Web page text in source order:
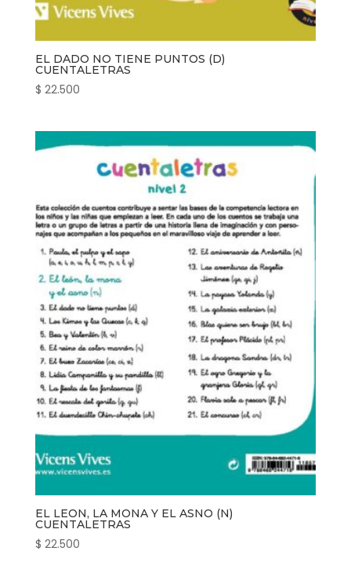
EL DADO NO TIENE PUNTOS (D)
CUENTALETRAS
$ 22.500
EL LEON, LA MONA Y EL ASNO (N)
CUENTALETRAS
$ 22.500